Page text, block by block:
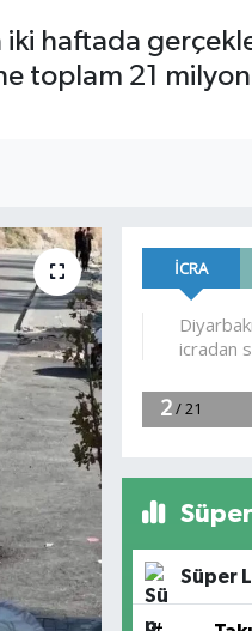
haftada
toplam 21
Süper